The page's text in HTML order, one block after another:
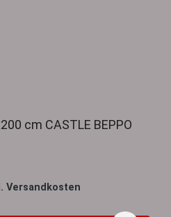
cm CASTLE BEPPO
Versandkosten